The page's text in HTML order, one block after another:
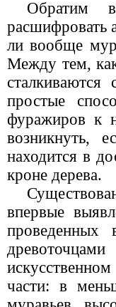
Обратим
расшифровать
ли вообще
Между тем,
сталкиваются
простые
фуражиров к
возникнуть,
находится в
кроне дерева.
впервые
проведенных
части: в